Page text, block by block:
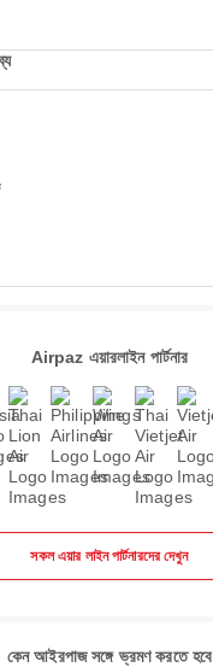
Airpaz এয়ারলাইন পার্টনার
সকল এয়ার লাইন পার্টনারদের দেখুন
কেন আইরপাজ সঙ্গে ভ্রমণ করতে হবে